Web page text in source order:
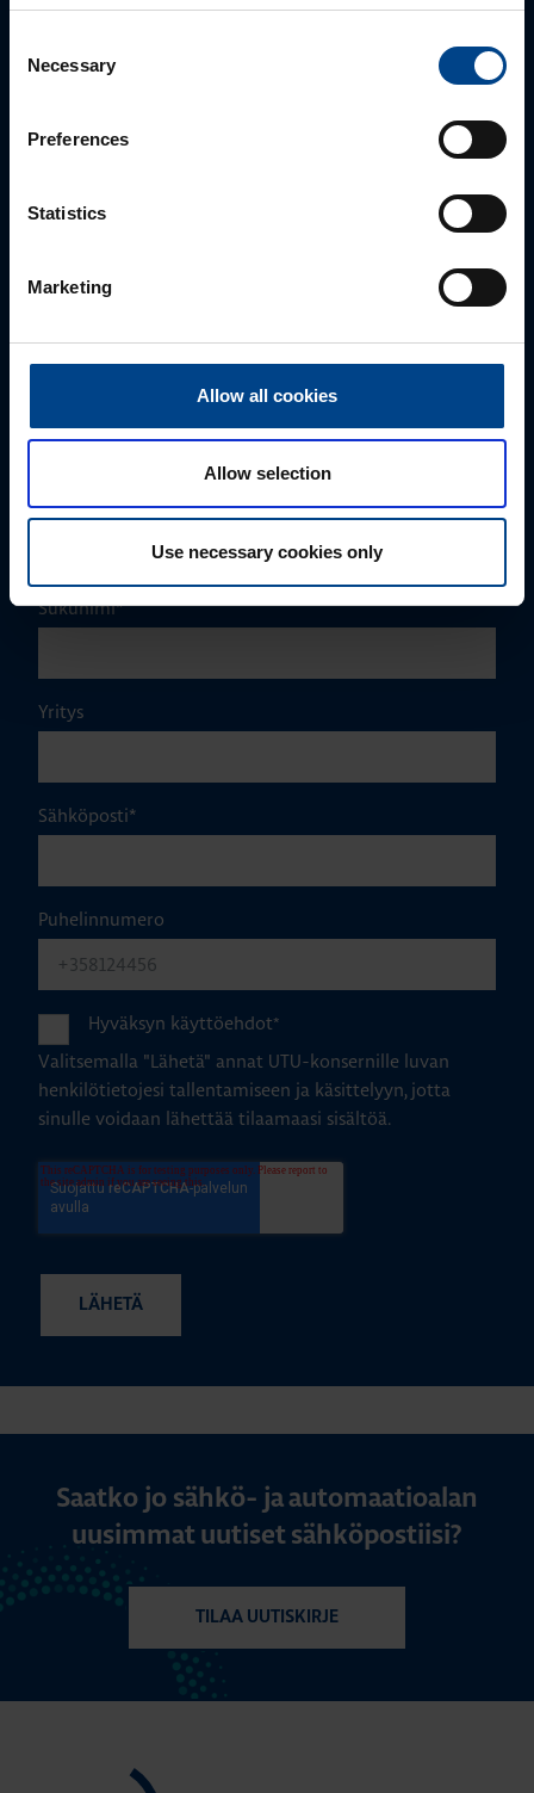
Selection
Necessary
Preferences
Statistics
Marketing
Allow all cookies
Allow selection
Use necessary cookies only
ASENNUSTARVIKKEET JA KOMPONENTIT
+3589 274 64 11
komponentit@utu.eu
Toimipiste: Vantaa, varasto ja toimisto
Etunimi*
Sukunimi*
Yritys
Sähköposti*
Puhelinnumero
Hyväksyn käyttöehdot*
Valitsemalla "Lähetä" annat UTU-konsernille luvan
henkilötietojesi tallentamiseen ja käsittelyyn, jotta
sinulle voidaan lähettää tilaamaasi sisältöä.
Saatko jo sähkö- ja automaatioalan
uusimmat uutiset sähköpostiisi?
TILAA UUTISKIRJE